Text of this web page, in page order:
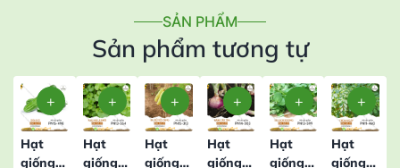
SẢN PHẨM
Sản phẩm tương tự
Hạt
giống
Hạt
giống
Hạt
giống
Hạt
giống
Hạt
giống
Hạt
giống